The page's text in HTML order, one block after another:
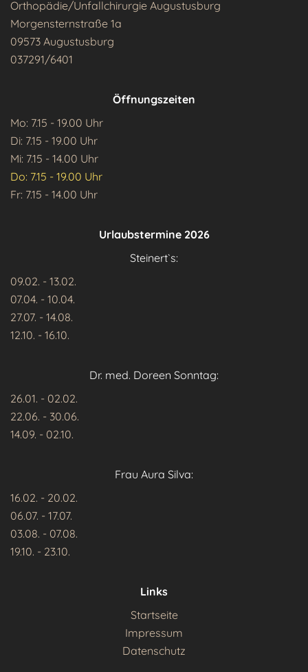
Orthopädie/Unfallchirurgie Augustusburg
Morgensternstraße 1a
09573 Augustusburg
037291/6401
Öffnungszeiten
Mo: 7.15 - 19.00 Uhr
Di: 7.15 - 19.00 Uhr
Mi: 7.15 - 14.00 Uhr
Do: 7.15 - 19.00 Uhr
Fr: 7.15 - 14.00 Uhr
Urlaubstermine 2026
Steinert`s:
09.02. - 13.02.
07.04. - 10.04.
27.07. - 14.08.
12.10. - 16.10.
Dr. med. Doreen Sonntag:
26.01. - 02.02.
22.06. - 30.06.
14.09. - 02.10.
Frau Aura Silva:
16.02. - 20.02.
06.07. - 17.07.
03.08. - 07.08.
19.10. - 23.10.
Links
Startseite
Impressum
Datenschutz